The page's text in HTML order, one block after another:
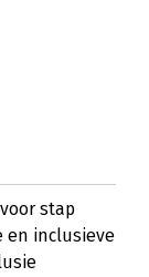
stap
en inclusieve